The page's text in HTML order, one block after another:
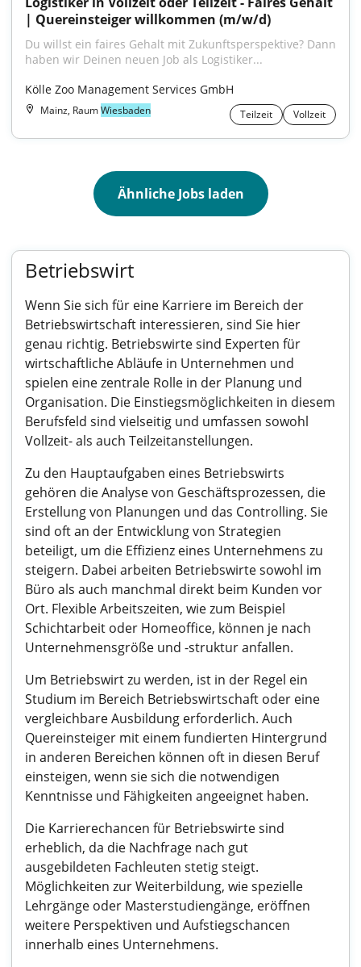
| Quereinsteiger willkommen (m/w/d)
Du willst ein faires Gehalt mit Zukunftsperspektive? Dann
haben wir Deinen neuen Job als Logistiker...
Kölle Zoo Management Services GmbH
Mainz, RaumWiesbaden Teilzeit Vollzeit
Ähnliche Jobs laden
Betriebswirt
Wenn Sie sich für eine Karriere im Bereich der
Betriebswirtschaft interessieren, sind Sie hier
genau richtig. Betriebswirte sind Experten für
wirtschaftliche Abläufe in Unternehmen und
spielen eine zentrale Rolle in der Planung und
Organisation. Die Einstiegsmöglichkeiten in diesem
Berufsfeld sind vielseitig und umfassen sowohl
Vollzeit- als auch Teilzeitanstellungen.
Zu den Hauptaufgaben eines Betriebswirts
gehören die Analyse von Geschäftsprozessen, die
Erstellung von Planungen und das Controlling. Sie
sind oft an der Entwicklung von Strategien
beteiligt, um die Effizienz eines Unternehmens zu
steigern. Dabei arbeiten Betriebswirte sowohl im
Büro als auch manchmal direkt beim Kunden vor
Ort. Flexible Arbeitszeiten, wie zum Beispiel
Schichtarbeit oder Homeoffice, können je nach
Unternehmensgröße und -struktur anfallen.
Um Betriebswirt zu werden, ist in der Regel ein
Studium im Bereich Betriebswirtschaft oder eine
vergleichbare Ausbildung erforderlich. Auch
Quereinsteiger mit einem fundierten Hintergrund
in anderen Bereichen können oft in diesen Beruf
einsteigen, wenn sie sich die notwendigen
Kenntnisse und Fähigkeiten angeeignet haben.
Die Karrierechancen für Betriebswirte sind
erheblich, da die Nachfrage nach gut
ausgebildeten Fachleuten stetig steigt.
Möglichkeiten zur Weiterbildung, wie spezielle
Lehrgänge oder Masterstudiengänge, eröffnen
weitere Perspektiven und Aufstiegschancen
innerhalb eines Unternehmens.